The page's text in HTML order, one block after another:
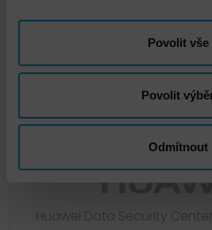
Povolit vše
Povolit
Odmítnout
Huawei Data Security Center